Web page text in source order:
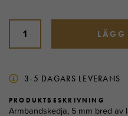
PRODUKTBESKRIVNING
Armbandskedja, 5 mm bred av
3-5 DAGARS LEVERANS